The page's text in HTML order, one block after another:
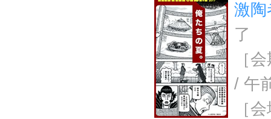
激
了
［
/ 午
［